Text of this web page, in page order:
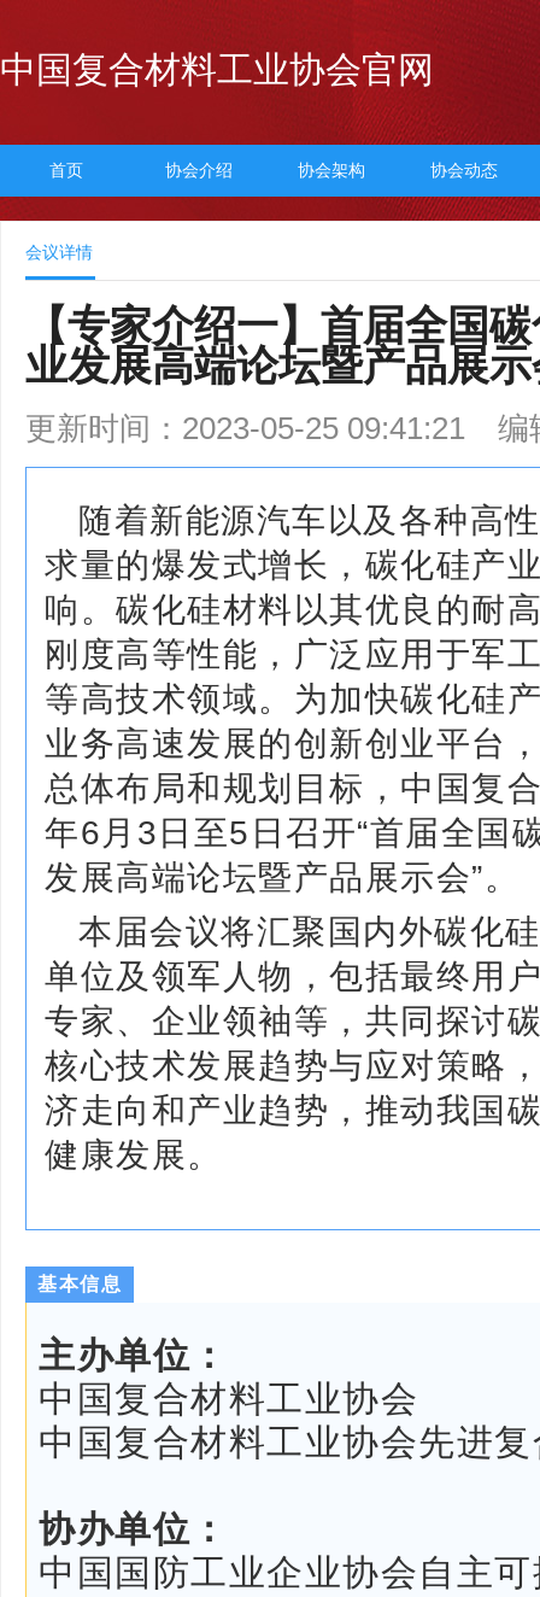
中国复合材料工业协会官网
首页 协会介绍 协会架构 协会动态
会议详情
【专家介绍一】首届全国
业发展高端论坛暨产品展
更新时间：2023-05-25 09:41:21 编
随着新能源汽车以及各种高
求量的爆发式增长，碳化硅产
响。碳化硅材料以其优良的耐
刚度高等性能，广泛应用于军
等高技术领域。为加快碳化硅
业务高速发展的创新创业平台
总体布局和规划目标，中国复
年6月3日至5日召开“首届全国
发展高端论坛暨产品展示会”。
本届会议将汇聚国内外碳化
单位及领军人物，包括最终用
专家、企业领袖等，共同探讨
核心技术发展趋势与应对策略
济走向和产业趋势，推动我国
健康发展。
基本信息
主办单位：
中国复合材料工业协会
中国复合材料工业协会先进
协办单位：
中国国防工业企业协会自主